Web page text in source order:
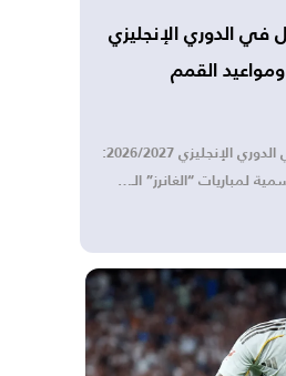
في الدوري الإنجليزي
جدول مباريات آرسنال في الدوري الإنجليزي 2026/2027:
لمباريات “الغانرز” الـ…